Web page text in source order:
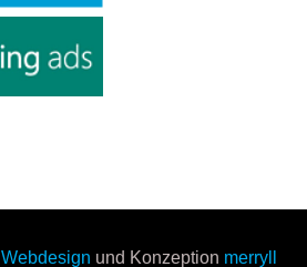
Webdesign und Konzeption merryll